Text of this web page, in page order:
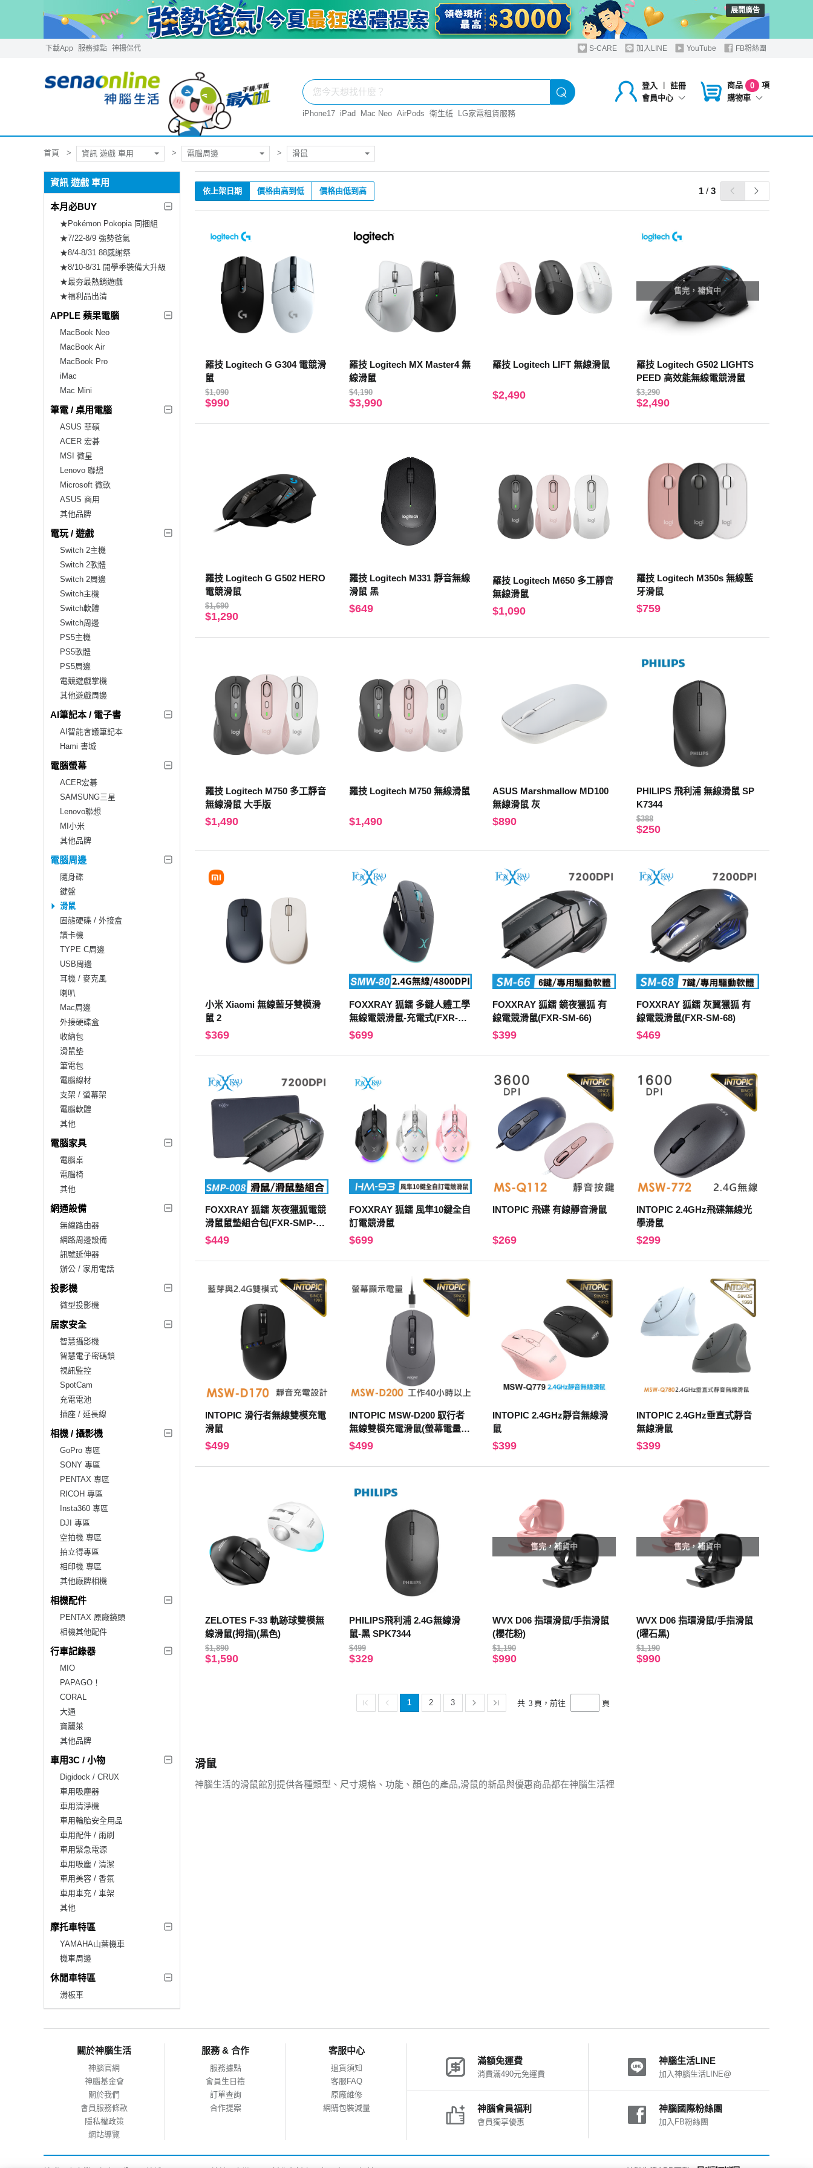
展開廣告
下載App 服務據點 神揚保代 S-CARE 加入LINE YouTube FB粉絲團
登入 ︱
註冊
會員中心
商品 0
項
購物車
iPhone17 iPad Mac Neo AirPods 衛生紙 LG家電租賃服務
首頁 資訊 遊戲 車用 電腦周邊 滑鼠
資訊 遊戲 車用
本月必BUY
★Pokémon Pokopia 同捆組
★7/22-8/9 強勢爸氣
★8/4-8/31 88感謝祭
★8/10-8/31 開學季裝備大升級
★最夯最熱銷遊戲
★福利品出清
APPLE 蘋果電腦
MacBook Neo
MacBook Air
MacBook Pro
iMac
Mac Mini
筆電 / 桌用電腦
ASUS 華碩
ACER 宏碁
MSI 微星
Lenovo 聯想
Microsoft 微軟
ASUS 商用
其他品牌
電玩 / 遊戲
Switch 2主機
Switch 2軟體
Switch 2周邊
Switch主機
Switch軟體
Switch周邊
PS5主機
PS5軟體
PS5周邊
電競遊戲掌機
其他遊戲周邊
AI筆記本 / 電子書
AI智能會議筆記本
Hami 書城
電腦螢幕
ACER宏碁
SAMSUNG三星
Lenovo聯想
MI小米
其他品牌
電腦周邊
隨身碟
鍵盤
滑鼠
固態硬碟 / 外接盒
讀卡機
TYPE C周邊
USB周邊
耳機 / 麥克風
喇叭
Mac周邊
外接硬碟盒
收納包
滑鼠墊
筆電包
電腦線材
支架 / 螢幕架
電腦軟體
其他
電腦家具
電腦桌
電腦椅
其他
網通設備
無線路由器
網路周邊設備
訊號延伸器
辦公 / 家用電話
投影機
微型投影機
居家安全
智慧攝影機
智慧電子密碼鎖
視訊監控
SpotCam
充電電池
插座 / 延長線
相機 / 攝影機
GoPro 專區
SONY 專區
PENTAX 專區
RICOH 專區
Insta360 專區
DJI 專區
空拍機 專區
拍立得專區
相印機 專區
其他廠牌相機
相機配件
PENTAX 原廠鏡頭
相機其他配件
行車記錄器
MIO
PAPAGO！
CORAL
大通
寶麗萊
其他品牌
車用3C / 小物
Digidock / CRUX
車用吸塵器
車用清淨機
車用輪胎安全用品
車用配件 / 雨刷
車用緊急電源
車用吸塵 / 清潔
車用美容 / 香氛
車用車充 / 車架
其他
摩托車特區
YAMAHA山葉機車
機車周邊
休閒車特區
滑板車
依上架日期 價格由高到低 價格由低到高 1 / 3
羅技 Logitech G G304 電競滑
鼠
$1,090
$990
羅技 Logitech MX Master4 無
線滑鼠
$4,190
$3,990
羅技 Logitech LIFT 無線滑鼠
$2,490
售完，補貨中
羅技 Logitech G502 LIGHTS
PEED 高效能無線電競滑鼠
$3,290
$2,490
羅技 Logitech G G502 HERO
電競滑鼠
$1,690
$1,290
羅技 Logitech M331 靜音無線
滑鼠 黑
$649
羅技 Logitech M650 多工靜音
無線滑鼠
$1,090
羅技 Logitech M350s 無線藍
牙滑鼠
$759
羅技 Logitech M750 多工靜音
無線滑鼠 大手版
$1,490
羅技 Logitech M750 無線滑鼠
$1,490
ASUS Marshmallow MD100
無線滑鼠 灰
$890
PHILIPS 飛利浦 無線滑鼠 SP
K7344
$388
$250
小米 Xiaomi 無線藍牙雙模滑
鼠 2
$369
FOXXRAY 狐鐳 多鍵人體工學
無線電競滑鼠-充電式(FXR-SM
W-80)
$699
FOXXRAY 狐鐳 鏡夜獵狐 有
線電競滑鼠(FXR-SM-66)
$399
FOXXRAY 狐鐳 灰翼獵狐 有
線電競滑鼠(FXR-SM-68)
$469
FOXXRAY 狐鐳 灰夜獵狐電競
滑鼠鼠墊組合包(FXR-SMP-00
8)
$449
FOXXRAY 狐鐳 風隼10鍵全自
訂電競滑鼠
$699
INTOPIC 飛碟 有線靜音滑鼠
$269
INTOPIC 2.4GHz飛碟無線光
學滑鼠
$299
INTOPIC 滑行者無線雙模充電
滑鼠
$499
INTOPIC MSW-D200 馭行者
無線雙模充電滑鼠(螢幕電量顯
示、藍芽與2.4G雙模式、充電
$499
INTOPIC 2.4GHz靜音無線滑
鼠
$399
INTOPIC 2.4GHz垂直式靜音
無線滑鼠
$399
ZELOTES F-33 軌跡球雙模無
線滑鼠(拇指)(黑色)
$1,890
$1,590
PHILIPS飛利浦 2.4G無線滑
鼠-黑 SPK7344
$499
$329
售完，補貨中
WVX D06 指環滑鼠/手指滑鼠
(櫻花粉)
$1,190
$990
售完，補貨中
WVX D06 指環滑鼠/手指滑鼠
(曜石黑)
$1,190
$990
1 2 3 共 3 頁，前往 頁
滑鼠
神腦生活的滑鼠館別提供各種類型、尺寸規格、功能、顏色的產品,滑鼠的新品與優惠商品都在神腦生活裡
關於神腦生活
神腦官網
神腦基金會
關於我們
會員服務條款
隱私權政策
網站導覽
服務 & 合作
服務據點
會員生日禮
訂單查詢
合作提案
客服中心
退貨須知
客服FAQ
原廠維修
網購包裝減量
滿額免運費
消費滿490元免運費
神腦生活LINE
加入神腦生活LINE@
神腦會員福利
會員獨享優惠
神腦國際粉絲團
加入FB粉絲團